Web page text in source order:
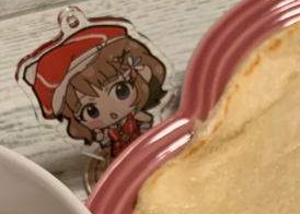
に
で
き
る
の
ね
へ